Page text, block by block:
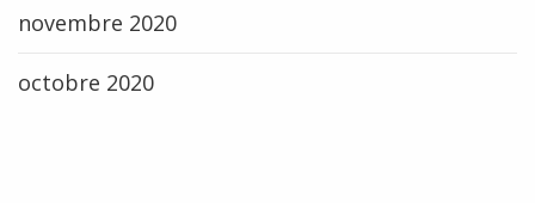
novembre 2020
octobre 2020